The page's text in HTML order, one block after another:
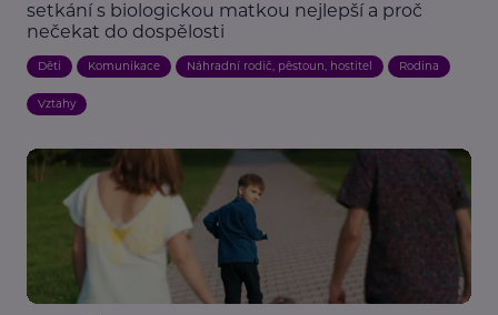
setkání s biologickou matkou nejlepší a proč
nečekat do dospělosti
Děti Komunikace Náhradní rodič, pěstoun, hostitel Rodina
Vztahy